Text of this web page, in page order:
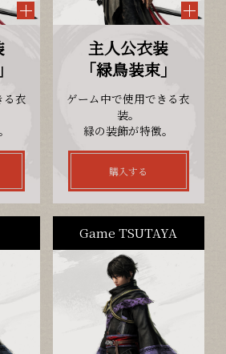
/ Wishlist
る衣
主人公衣装
「緑鳥装束」
ゲーム中で使用できる衣
装。
緑の装飾が特徴。
購入する
Game TSUTAYA